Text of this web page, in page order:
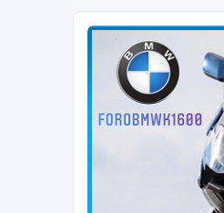
FORO BMW
FORO de MOTOS BMW